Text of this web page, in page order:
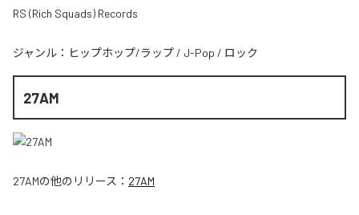
RS (Rich Squads) Records
ジャンル： ヒップホップ/ラップ / J-Pop / ロック
27AM
27AMの他のリリース： 27AM